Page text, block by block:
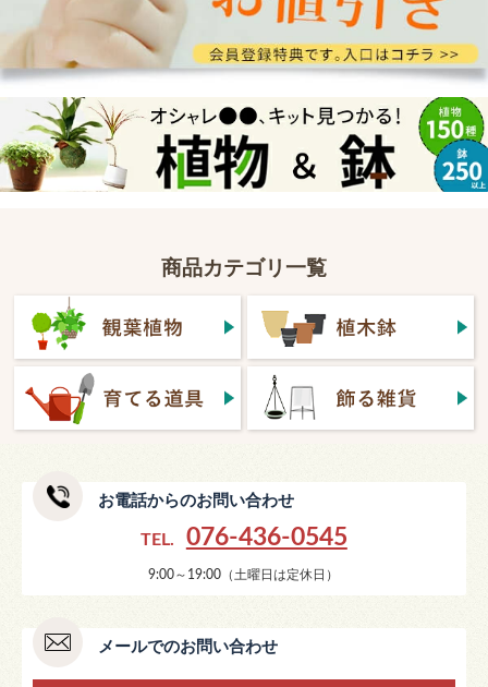
商品カテゴリ一覧
お電話からのお問い合わせ
TEL. 076-436-0545
9:00～19:00（土曜日は定休日）
メールでのお問い合わせ